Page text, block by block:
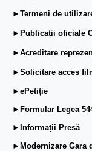
►Termeni de
►Publicații oficiale
►Acreditare
►Solicitare acces
►ePetiție
►Formular Legea
►Informații Presă
►Modernizare Gara